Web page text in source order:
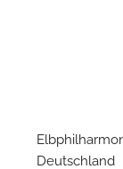
Deutschland